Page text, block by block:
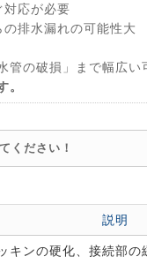
応が必要
排水漏れの可能性大
の破損」まで幅広い
。
ください！
説明
キンの硬化、接続部の